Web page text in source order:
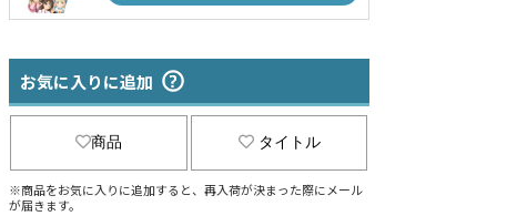
お気に入りに追加
商品 タイトル
※商品をお気に入りに追加すると、再入荷が決まった際にメール
が届きます。